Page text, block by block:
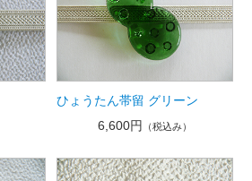
ひょうたん帯留 グリーン
6,600円
（税込み）